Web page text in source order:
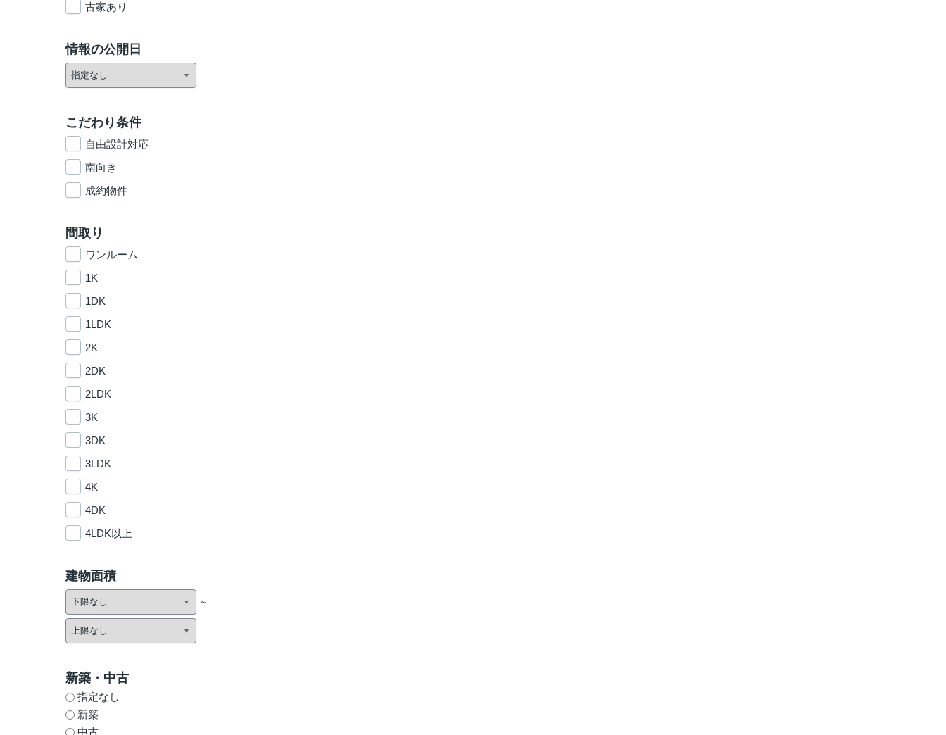
古家あり
情報の公開日
こだわり条件
自由設計対応
南向き
成約物件
間取り
ワンルーム
1K
1DK
1LDK
2K
2DK
2LDK
3K
3DK
3LDK
4K
4DK
4LDK以上
建物面積
新築・中古
指定なし
新築
中古